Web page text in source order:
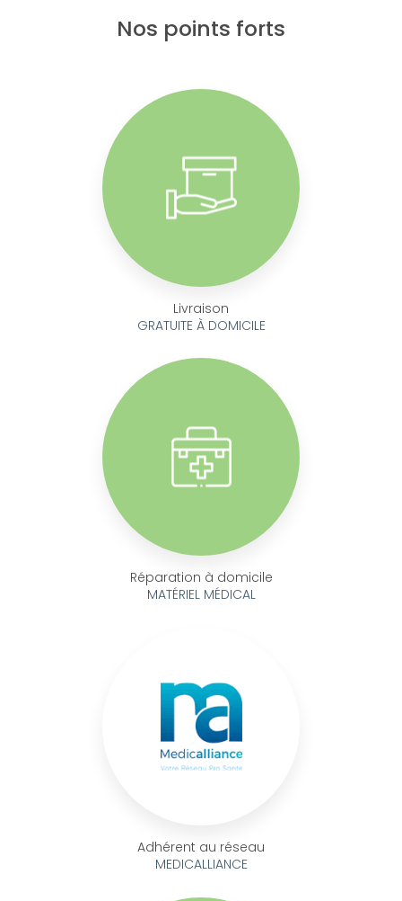
Nos points forts
Livraison
GRATUITE À DOMICILE
Réparation à domicile
MATÉRIEL MÉDICAL
Adhérent au réseau
MEDICALLIANCE